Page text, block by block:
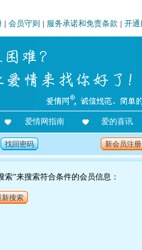
| 会员守则 | 服务承诺和免责条款 | 开通
爱情网指南 爱的喜讯
找回密码 新会员注册
”来搜索符合条件的会员信息：
新搜索